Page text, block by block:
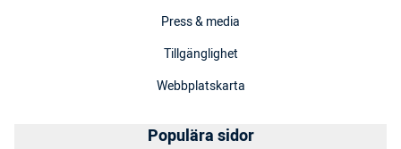
Press & media
Tillgänglighet
Webbplatskarta
Populära sidor